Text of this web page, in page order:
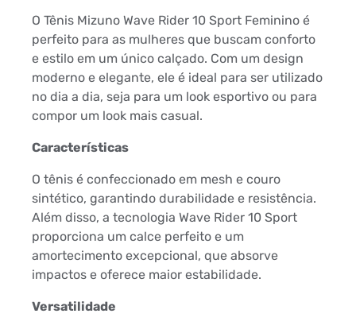
O Tênis Mizuno Wave Rider 10 Sport Feminino é
perfeito para as mulheres que buscam conforto
e estilo em um único calçado. Com um design
moderno e elegante, ele é ideal para ser utilizado
no dia a dia, seja para um look esportivo ou para
compor um look mais casual.
Características
O tênis é confeccionado em mesh e couro
sintético, garantindo durabilidade e resistência.
Além disso, a tecnologia Wave Rider 10 Sport
proporciona um calce perfeito e um
amortecimento excepcional, que absorve
impactos e oferece maior estabilidade.
Versatilidade